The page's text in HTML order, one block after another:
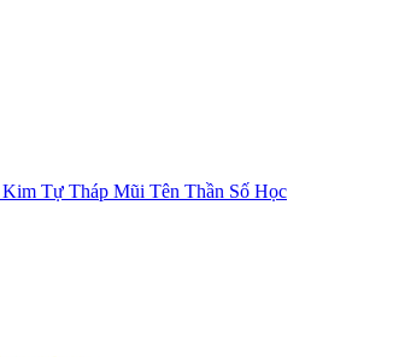
Tự Tháp Mũi Tên Thần Số Học